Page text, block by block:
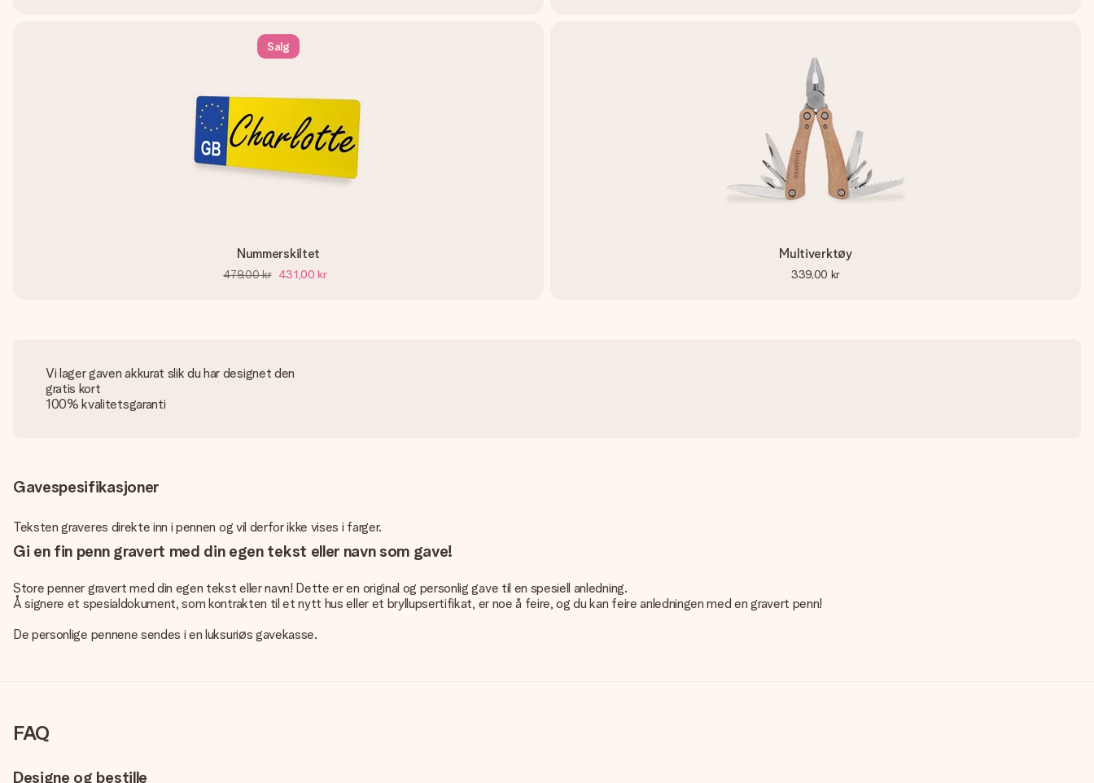
Salg
Nummerskiltet
479,00 kr 431,00 kr
Multiverktøy
339,00 kr
Vi lager gaven akkurat slik du har designet den
gratis kort
100% kvalitetsgaranti
Gavespesifikasjoner
Teksten graveres direkte inn i pennen og vil derfor ikke vises i farger.
Gi en fin penn gravert med din egen tekst eller navn som gave!
Store penner gravert med din egen tekst eller navn! Dette er en original og personlig gave til en spesiell anledning.
Å signere et spesialdokument, som kontrakten til et nytt hus eller et bryllupsertifikat, er noe å feire, og du kan feire anledningen med en gravert penn!
De personlige pennene sendes i en luksuriøs gavekasse.
FAQ
Designe og bestille